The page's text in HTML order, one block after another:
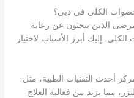
حصوات الكلى في دبي؟
الذين يبحثون عن رعاية
إليك أبرز الأسباب لاختيار
أحدث التقنيات الطبية، مثل
مما يزيد من فعالية العلاج